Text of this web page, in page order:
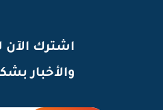
اشترك الآن
والأخبار